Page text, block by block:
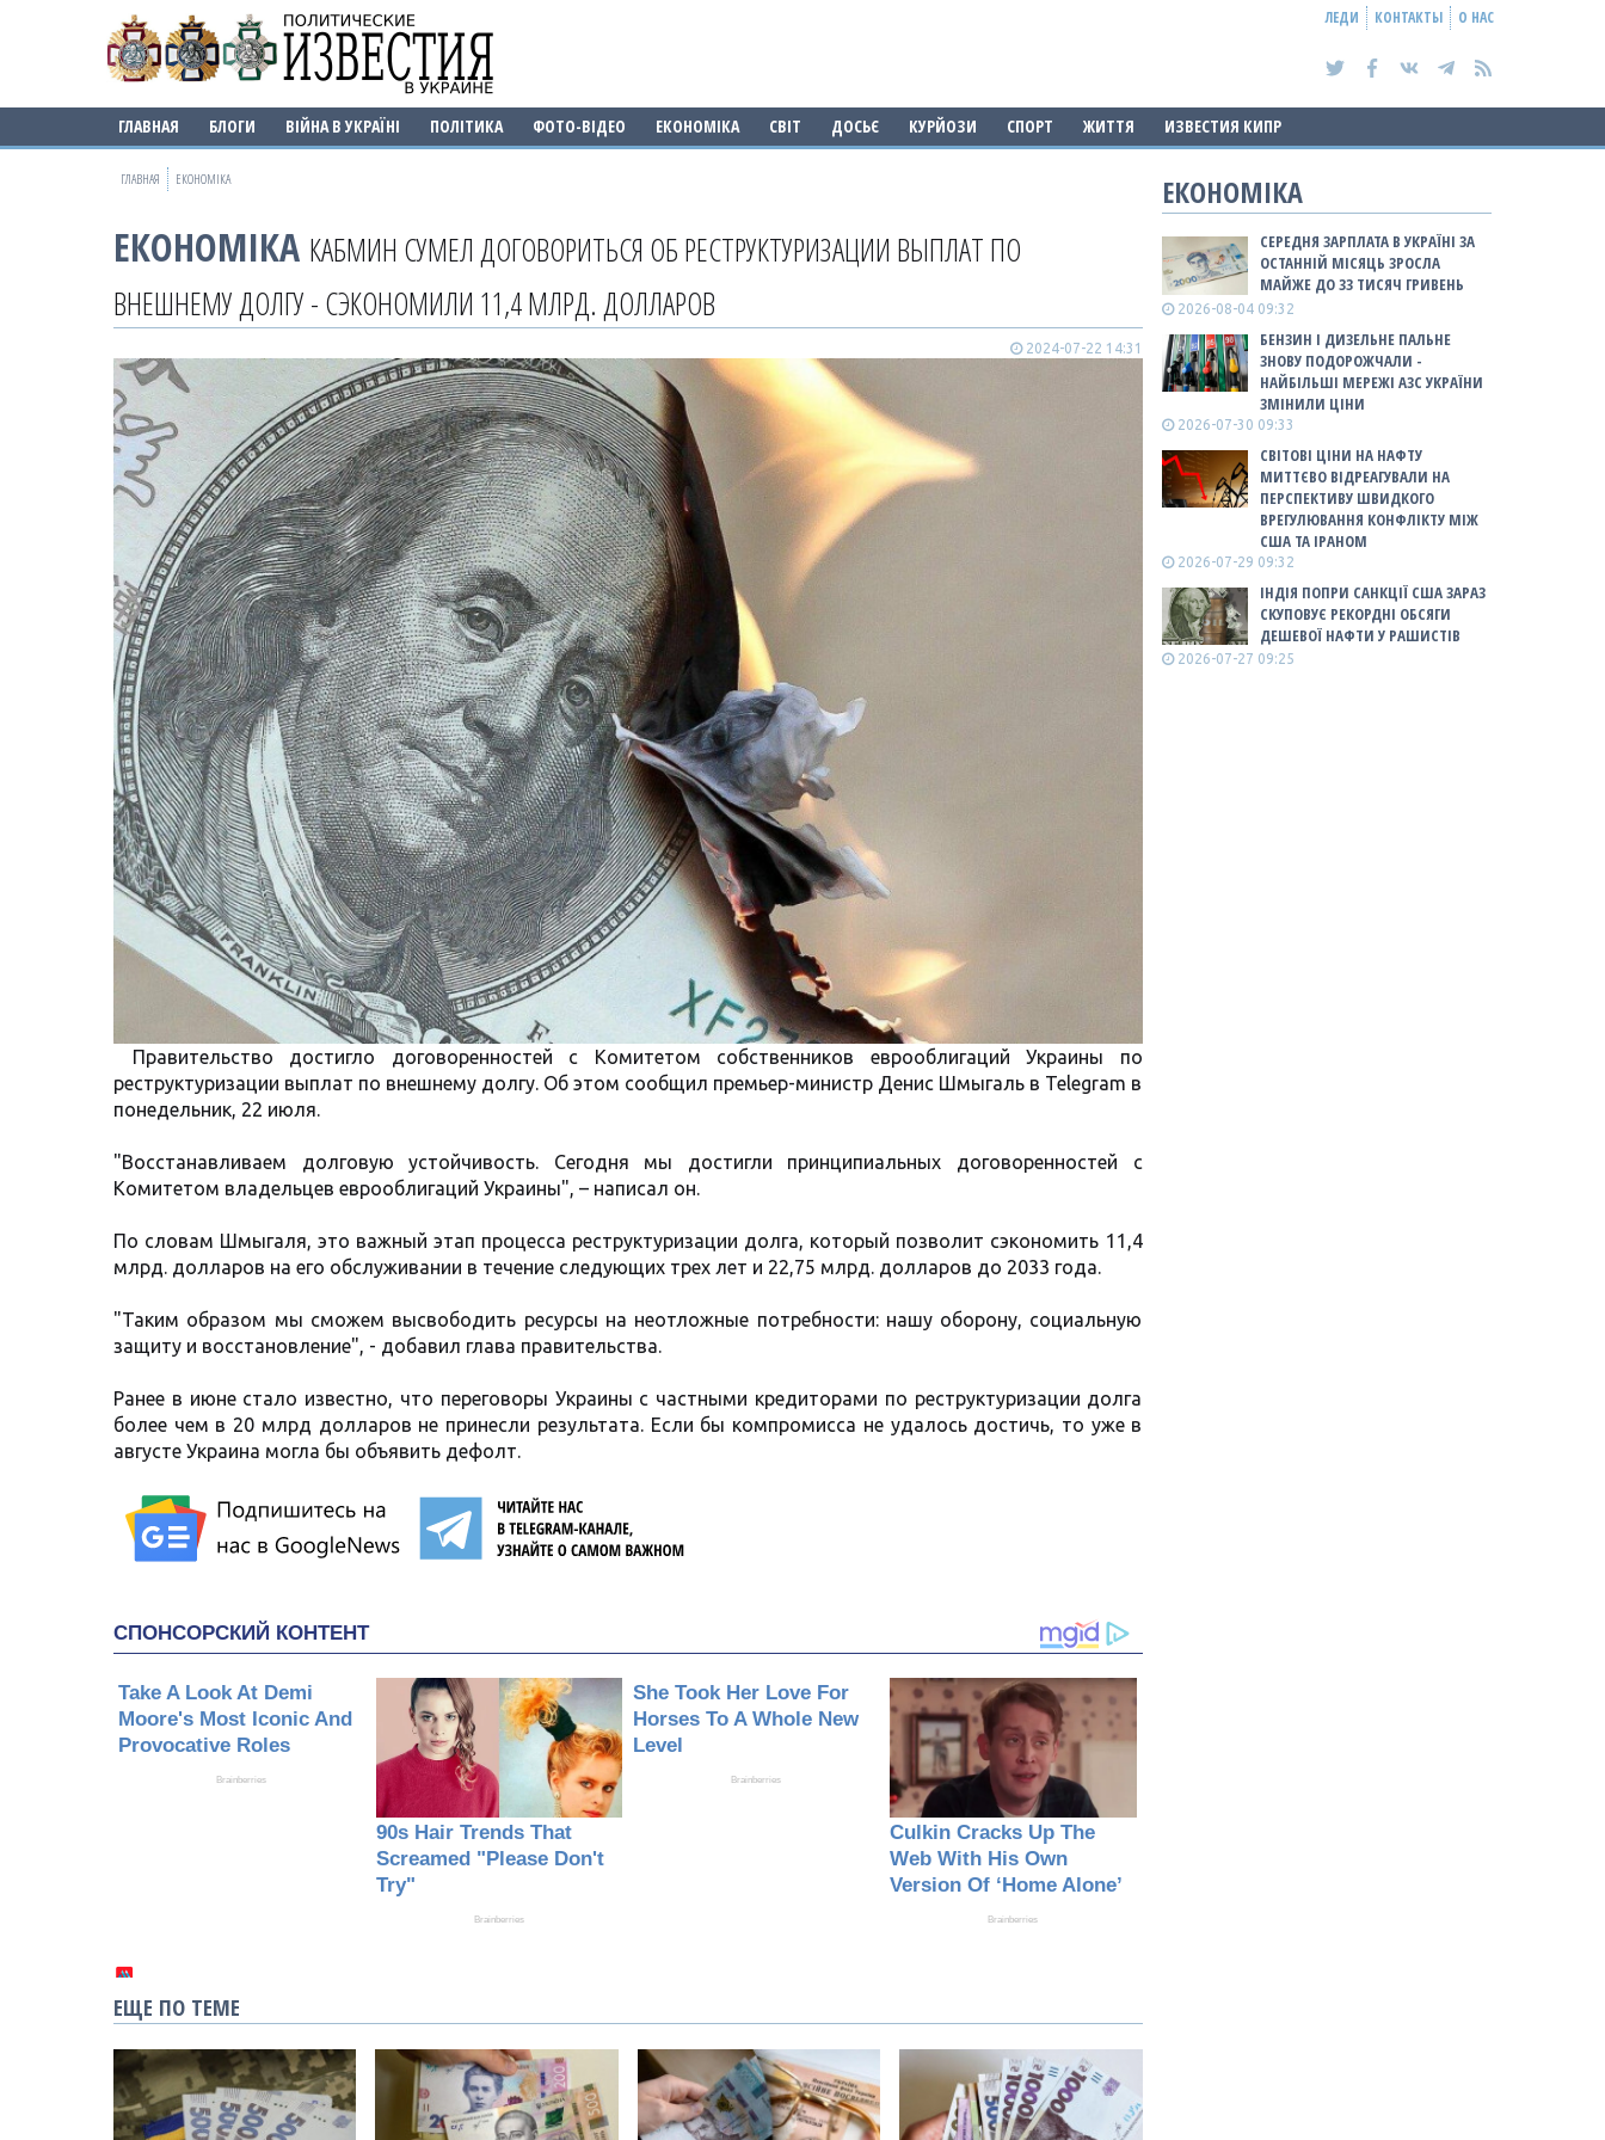
ЛЕДИ КОНТАКТЫ О НАС
ГЛАВНАЯ БЛОГИ ВІЙНА В УКРАЇНІ ПОЛІТИКА ФОТО-ВІДЕО ЕКОНОМІКА СВІТ ДОСЬЄ КУРЙОЗИ СПОРТ ЖИТТЯ ИЗВЕСТИЯ КИПР
ГЛАВНАЯ ЕКОНОМІКА
ЕКОНОМІКА КАБМИН СУМЕЛ ДОГОВОРИТЬСЯ ОБ РЕСТРУКТУРИЗАЦИИ ВЫПЛАТ ПО
ВНЕШНЕМУ ДОЛГУ - СЭКОНОМИЛИ 11,4 МЛРД. ДОЛЛАРОВ
2024-07-22 14:31
Правительство достигло договоренностей с Комитетом собственников еврооблигаций Украины по
реструктуризации выплат по внешнему долгу. Об этом сообщил премьер-министр Денис Шмыгаль в Telegram в
понедельник, 22 июля.
"Восстанавливаем долговую устойчивость. Сегодня мы достигли принципиальных договоренностей с
Комитетом владельцев еврооблигаций Украины", – написал он.
По словам Шмыгаля, это важный этап процесса реструктуризации долга, который позволит сэкономить 11,4
млрд. долларов на его обслуживании в течение следующих трех лет и 22,75 млрд. долларов до 2033 года.
"Таким образом мы сможем высвободить ресурсы на неотложные потребности: нашу оборону, социальную
защиту и восстановление", - добавил глава правительства.
Ранее в июне стало известно, что переговоры Украины с частными кредиторами по реструктуризации долга
более чем в 20 млрд долларов не принесли результата. Если бы компромисса не удалось достичь, то уже в
августе Украина могла бы объявить дефолт.
ЕЩЕ ПО ТЕМЕ
ЕКОНОМІКА
СЕРЕДНЯ ЗАРПЛАТА В УКРАЇНІ ЗА
ОСТАННІЙ МІСЯЦЬ ЗРОСЛА
МАЙЖЕ ДО 33 ТИСЯЧ ГРИВЕНЬ
2026-08-04 09:32
БЕНЗИН І ДИЗЕЛЬНЕ ПАЛЬНЕ
ЗНОВУ ПОДОРОЖЧАЛИ -
НАЙБІЛЬШІ МЕРЕЖІ АЗС УКРАЇНИ
ЗМІНИЛИ ЦІНИ
2026-07-30 09:33
СВІТОВІ ЦІНИ НА НАФТУ
МИТТЄВО ВІДРЕАГУВАЛИ НА
ПЕРСПЕКТИВУ ШВИДКОГО
ВРЕГУЛЮВАННЯ КОНФЛІКТУ МІЖ
США ТА ІРАНОМ
2026-07-29 09:32
ІНДІЯ ПОПРИ САНКЦІЇ США ЗАРАЗ
СКУПОВУЄ РЕКОРДНІ ОБСЯГИ
ДЕШЕВОЇ НАФТИ У РАШИСТІВ
2026-07-27 09:25